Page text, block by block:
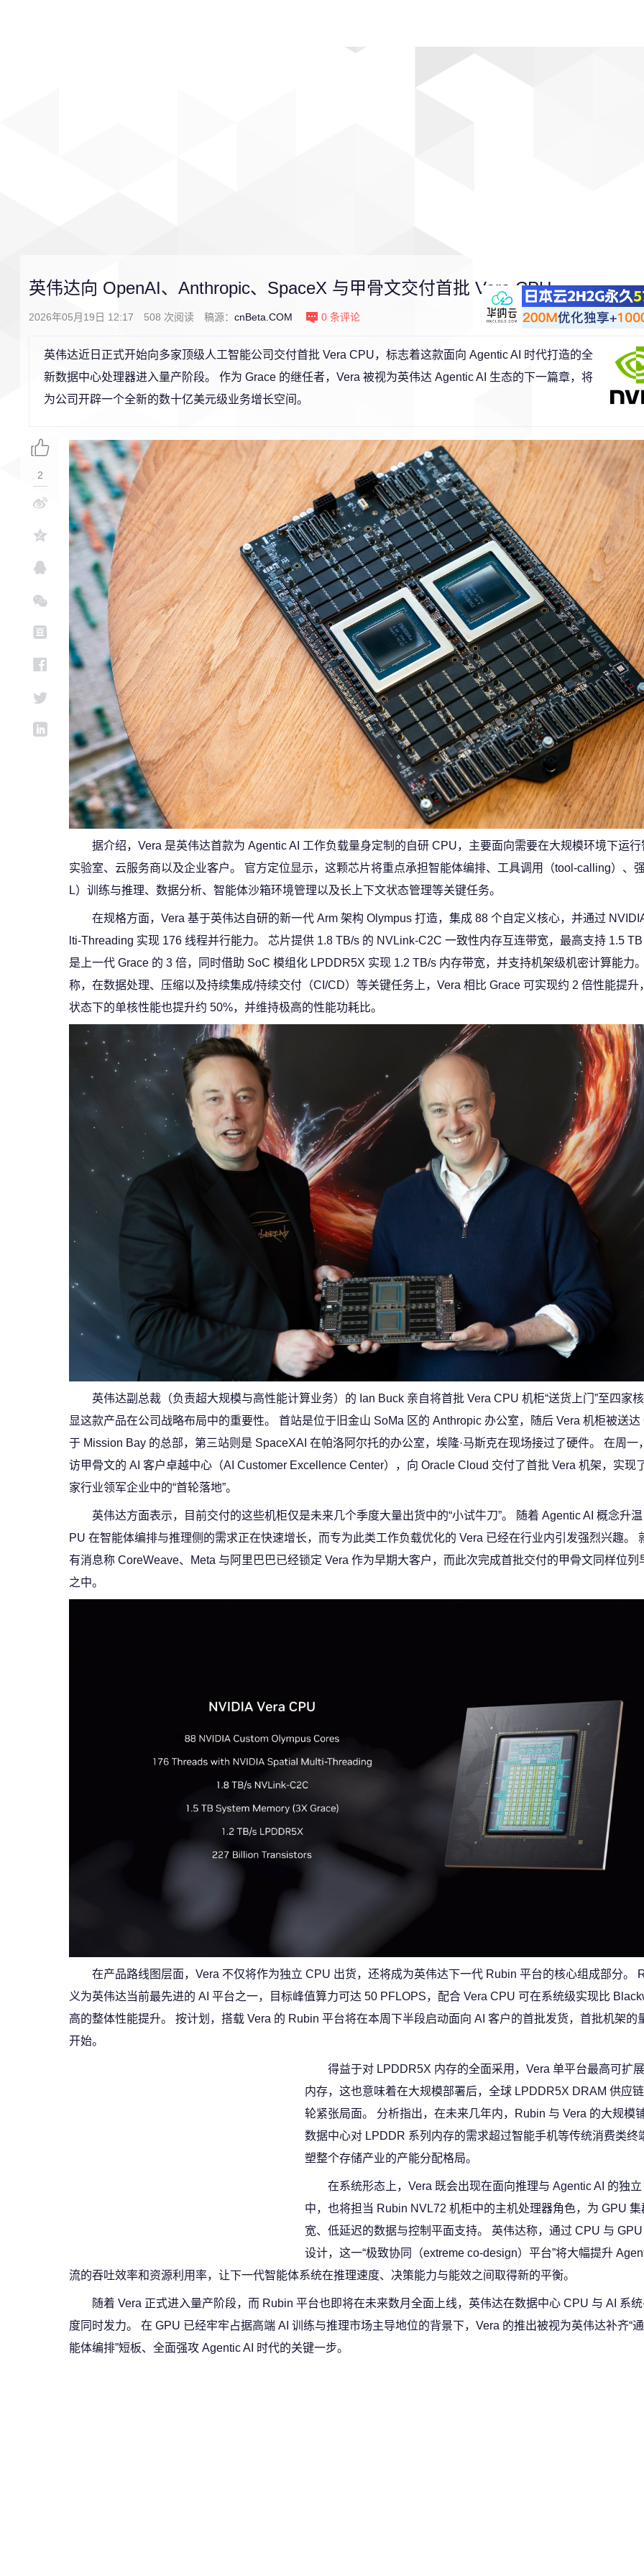
英伟达向 OpenAI、Anthropic、SpaceX 与甲骨文交付首批 Vera CPU
2026年05月19日 12:17 508 次阅读 稿源： cnBeta.COM 0 条评论
英伟达近日正式开始向多家顶级人工智能公司交付首批 Vera CPU，标志着这款面向 Agentic AI 时代打造的全
新数据中心处理器进入量产阶段。 作为 Grace 的继任者，Vera 被视为英伟达 Agentic AI 生态的下一篇章，将
为公司开辟一个全新的数十亿美元级业务增长空间。
据介绍，Vera 是英伟达首款为 Agentic AI 工作负载量身定制的自研 CPU，主要面向需要在大规模环境下运
实验室、云服务商以及企业客户。 官方定位显示，这颗芯片将重点承担智能体编排、工具调用（tool-calling）、
L）训练与推理、数据分析、智能体沙箱环境管理以及长上下文状态管理等关键任务。
在规格方面，Vera 基于英伟达自研的新一代 Arm 架构 Olympus 打造，集成 88 个自定义核心，并通过
lti-Threading 实现 176 线程并行能力。 芯片提供 1.8 TB/s 的 NVLink-C2C 一致性内存互连带宽，最高支持 1.5
是上一代 Grace 的 3 倍，同时借助 SoC 模组化 LPDDR5X 实现 1.2 TB/s 内存带宽，并支持机架级机密计算能力
称，在数据处理、压缩以及持续集成/持续交付（CI/CD）等关键任务上，Vera 相比 Grace 可实现约 2 倍性能提升
状态下的单核性能也提升约 50%，并维持极高的性能功耗比。
英伟达副总裁（负责超大规模与高性能计算业务）的 Ian Buck 亲自将首批 Vera CPU 机柜“送货上门”至四家
显这款产品在公司战略布局中的重要性。 首站是位于旧金山 SoMa 区的 Anthropic 办公室，随后 Vera 机柜被送达
于 Mission Bay 的总部，第三站则是 SpaceXAI 在帕洛阿尔托的办公室，埃隆·马斯克在现场接过了硬件。 在周一
访甲骨文的 AI 客户卓越中心（AI Customer Excellence Center），向 Oracle Cloud 交付了首批 Vera 机架，实现
家行业领军企业中的“首轮落地”。
英伟达方面表示，目前交付的这些机柜仅是未来几个季度大量出货中的“小试牛刀”。 随着 Agentic AI 概念升
PU 在智能体编排与推理侧的需求正在快速增长，而专为此类工作负载优化的 Vera 已经在行业内引发强烈兴趣。
有消息称 CoreWeave、Meta 与阿里巴巴已经锁定 Vera 作为早期大客户，而此次完成首批交付的甲骨文同样位列
之中。
在产品路线图层面，Vera 不仅将作为独立 CPU 出货，还将成为英伟达下一代 Rubin 平台的核心组成部分。
义为英伟达当前最先进的 AI 平台之一，目标峰值算力可达 50 PFLOPS，配合 Vera CPU 可在系统级实现比
高的整体性能提升。 按计划，搭载 Vera 的 Rubin 平台将在本周下半段启动面向 AI 客户的首批发货，首批机架的
开始。
得益于对 LPDDR5X 内存的全面采用，Vera 单平台最高可扩
内存，这也意味着在大规模部署后，全球 LPDDR5X DRAM 供应
轮紧张局面。 分析指出，在未来几年内，Rubin 与 Vera 的大规模
数据中心对 LPDDR 系列内存的需求超过智能手机等传统消费类终
塑整个存储产业的产能分配格局。
在系统形态上，Vera 既会出现在面向推理与 Agentic AI 的独
中，也将担当 Rubin NVL72 机柜中的主机处理器角色，为 GPU
宽、低延迟的数据与控制平面支持。 英伟达称，通过 CPU 与
设计，这一“极致协同（extreme co-design）平台”将大幅提升
流的吞吐效率和资源利用率，让下一代智能体系统在推理速度、决策能力与能效之间取得新的平衡。
随着 Vera 正式进入量产阶段，而 Rubin 平台也即将在未来数月全面上线，英伟达在数据中心 CPU 与 AI 系
度同时发力。 在 GPU 已经牢牢占据高端 AI 训练与推理市场主导地位的背景下，Vera 的推出被视为英伟达补齐“
能体编排”短板、全面强攻 Agentic AI 时代的关键一步。
2